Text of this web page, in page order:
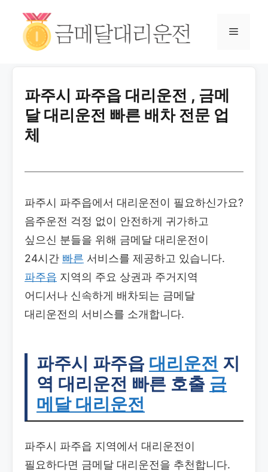
파주시 파주읍 대리운전 , 금메
달 대리운전 빠른 배차 전문 업
체
파주시 파주읍에서 대리운전이 필요하신가요?
음주운전 걱정 없이 안전하게 귀가하고
싶으신 분들을 위해 금메달 대리운전이
24시간 빠른 서비스를 제공하고 있습니다.
파주읍 지역의 주요 상권과 주거지역
어디서나 신속하게 배차되는 금메달
대리운전의 서비스를 소개합니다.
파주시 파주읍 대리운전 지
역 대리운전 빠른 호출 금
메달 대리운전
파주시 파주읍 지역에서 대리운전이
필요하다면 금메달 대리운전을 추천합니다.